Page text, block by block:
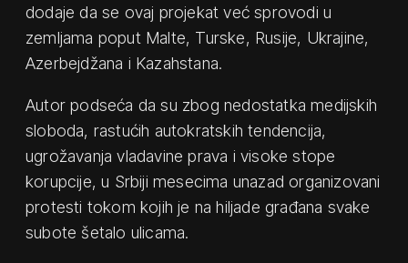
dodaje da se ovaj projekat već sprovodi u
zemljama poput Malte, Turske, Rusije, Ukrajine,
Azerbejdžana i Kazahstana.
Autor podseća da su zbog nedostatka medijskih
sloboda, rastućih autokratskih tendencija,
ugrožavanja vladavine prava i visoke stope
korupcije, u Srbiji mesecima unazad organizovani
protesti tokom kojih je na hiljade građana svake
subote šetalo ulicama.